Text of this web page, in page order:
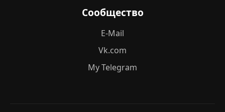
Сообщество
E-Mail
Vk.com
My Telegram